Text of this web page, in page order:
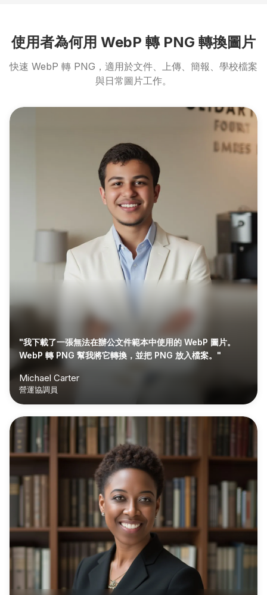
使用者為何用 WebP 轉 PNG 轉換圖片
快速 WebP 轉 PNG，適用於文件、上傳、簡報、學校檔案
與日常圖片工作。
"我下載了一張無法在辦公文件範本中使用的 WebP 圖片。
WebP 轉 PNG 幫我將它轉換，並把 PNG 放入檔案。"
Michael Carter
營運協調員